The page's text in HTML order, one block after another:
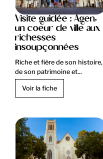
Visite guidée : Agen,
un coeur de ville aux
richesses
insoupçonnées
Riche et fière de son histoire,
de son patrimoine et...
Voir la fiche